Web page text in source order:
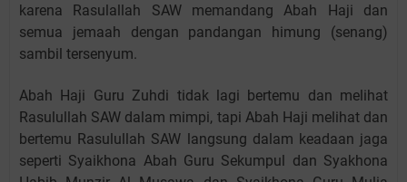
karena Rasulallah SAW memandang Abah Haji dan
semua jemaah dengan pandangan himung (senang)
sambil tersenyum.
Abah Haji Guru Zuhdi tidak lagi bertemu dan melihat
Rasulullah SAW dalam mimpi, tapi Abah Haji melihat dan
bertemu Rasulullah SAW langsung dalam keadaan jaga
seperti Syaikhona Abah Guru Sekumpul dan Syakhona